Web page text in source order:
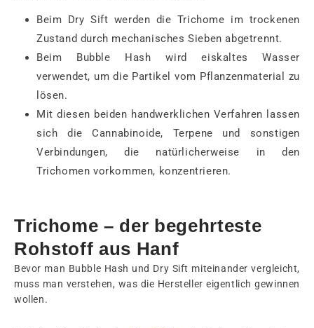
Beim Dry Sift werden die Trichome im trockenen
Zustand durch mechanisches Sieben abgetrennt.
Beim Bubble Hash wird eiskaltes Wasser
verwendet, um die Partikel vom Pflanzenmaterial zu
lösen.
Mit diesen beiden handwerklichen Verfahren lassen
sich die Cannabinoide, Terpene und sonstigen
Verbindungen, die natürlicherweise in den
Trichomen vorkommen, konzentrieren.
Trichome – der begehrteste
Rohstoff aus Hanf
Bevor man Bubble Hash und Dry Sift miteinander vergleicht,
muss man verstehen, was die Hersteller eigentlich gewinnen
wollen.